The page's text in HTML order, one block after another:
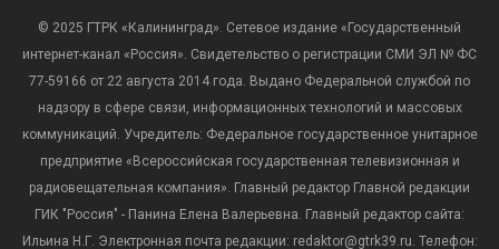
© 2025 ГТРК «Калининград». Сетевое издание «Государственный
интернет-канал «Россия». Свидетельство о регистрации СМИ ЭЛ № ФС
77-59166 от 22 августа 2014 года. Выдано Федеральной службой по
надзору в сфере связи, информационных технологий и массовых
коммуникаций. Учредитель: Федеральное государственное унитарное
предприятие «Всероссийская государственная телевизионная и
радиовещательная компания». Главный редактор Главной редакции
ГИК "Россия" - Панина Елена Валерьевна. Главный редактор сайта:
Ильина Н.Г. Электронная почта редакции: redaktor@gtrk39.ru. Телефон: